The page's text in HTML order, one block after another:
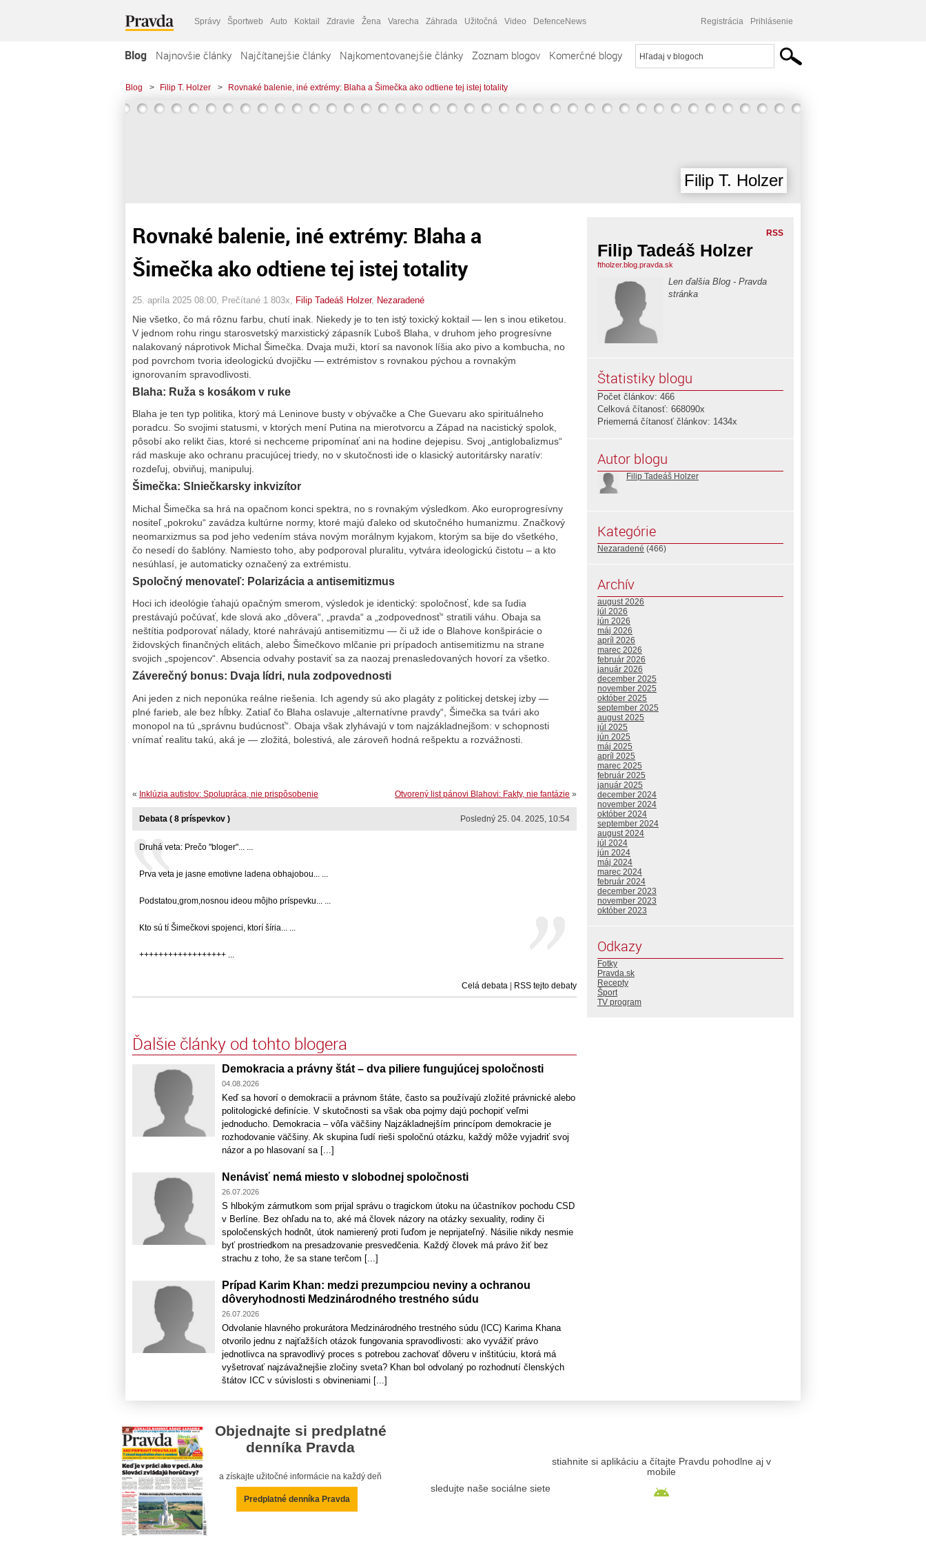
Správy Športweb Auto Koktail Zdravie Žena Varecha Záhrada Užitočná Video DefenceNews Registrácia Prihlásenie
Blog Najnovšie články Najčítanejšie články Najkomentovanejšie články Zoznam blogov Komerčné blogy
Blog > Filip T. Holzer > Rovnaké balenie, iné extrémy: Blaha a Šimečka ako odtiene tej istej totality
Filip T. Holzer
Rovnaké balenie, iné extrémy: Blaha a
Šimečka ako odtiene tej istej totality
25. apríla 2025 08:00 , Prečítané 1 803x, Filip Tadeáš Holzer, Nezaradené
Nie všetko, čo má rôznu farbu, chutí inak. Niekedy je to ten istý toxický koktail — len s inou etiketou.
V jednom rohu ringu starosvetský marxistický zápasník Ľuboš Blaha, v druhom jeho progresívne
nalakovaný náprotivok Michal Šimečka. Dvaja muži, ktorí sa navonok líšia ako pivo a kombucha, no
pod povrchom tvoria ideologickú dvojičku — extrémistov s rovnakou pýchou a rovnakým
ignorovaním spravodlivosti.
Blaha: Ruža s kosákom v ruke
Blaha je ten typ politika, ktorý má Leninove busty v obývačke a Che Guevaru ako spirituálneho
poradcu. So svojimi statusmi, v ktorých mení Putina na mierotvorcu a Západ na nacistický spolok,
pôsobí ako relikt čias, ktoré si nechceme pripomínať ani na hodine dejepisu. Svoj „antiglobalizmus“
rád maskuje ako ochranu pracujúcej triedy, no v skutočnosti ide o klasický autoritársky naratív:
rozdeľuj, obviňuj, manipuluj.
Šimečka: Slniečkarsky inkvizítor
Michal Šimečka sa hrá na opačnom konci spektra, no s rovnakým výsledkom. Ako europrogresívny
nositeľ „pokroku“ zavádza kultúrne normy, ktoré majú ďaleko od skutočného humanizmu. Značkový
neomarxizmus sa pod jeho vedením stáva novým morálnym kyjakom, ktorým sa bije do všetkého,
čo nesedí do šablóny. Namiesto toho, aby podporoval pluralitu, vytvára ideologickú čistotu – a kto
nesúhlasí, je automaticky označený za extrémistu.
Spoločný menovateľ: Polarizácia a antisemitizmus
Hoci ich ideológie ťahajú opačným smerom, výsledok je identický: spoločnosť, kde sa ľudia
prestávajú počúvať, kde slová ako „dôvera“, „pravda“ a „zodpovednosť“ stratili váhu. Obaja sa
neštítia podporovať nálady, ktoré nahrávajú antisemitizmu — či už ide o Blahove konšpirácie o
židovských finančných elitách, alebo Šimečkovo mlčanie pri prípadoch antisemitizmu na strane
svojich „spojencov“. Absencia odvahy postaviť sa za naozaj prenasledovaných hovorí za všetko.
Záverečný bonus: Dvaja lídri, nula zodpovednosti
Ani jeden z nich neponúka reálne riešenia. Ich agendy sú ako plagáty z politickej detskej izby —
plné farieb, ale bez hĺbky. Zatiaľ čo Blaha oslavuje „alternatívne pravdy“, Šimečka sa tvári ako
monopol na tú „správnu budúcnosť“. Obaja však zlyhávajú v tom najzákladnejšom: v schopnosti
vnímať realitu takú, aká je — zložitá, bolestivá, ale zároveň hodná rešpektu a rozvážnosti.
Otvorený list pánovi Blahovi: Fakty, nie fantázie »
« Inklúzia autistov: Spolupráca, nie prispôsobenie
Posledný 25. 04. 2025, 10:54
Debata ( 8 príspevkov )
Druhá veta: Prečo "bloger"... ...
Prva veta je jasne emotivne ladena obhajobou... ...
Podstatou,grom,nosnou ideou môjho príspevku... ...
Kto sú tí Šimečkovi spojenci, ktorí šíria... ...
++++++++++++++++++ ...
Celá debata RSS tejto debaty
Ďalšie články od tohto blogera
Demokracia a právny štát – dva piliere fungujúcej spoločnosti
04.08.2026
Keď sa hovorí o demokracii a právnom štáte, často sa používajú zložité právnické alebo
politologické definície. V skutočnosti sa však oba pojmy dajú pochopiť veľmi
jednoducho. Demokracia – vôľa väčšiny Najzákladnejším princípom demokracie je
rozhodovanie väčšiny. Ak skupina ľudí rieši spoločnú otázku, každý môže vyjadriť svoj
názor a po hlasovaní sa [...]
Nenávisť nemá miesto v slobodnej spoločnosti
26.07.2026
S hlbokým zármutkom som prijal správu o tragickom útoku na účastníkov pochodu CSD
v Berlíne. Bez ohľadu na to, aké má človek názory na otázky sexuality, rodiny či
spoločenských hodnôt, útok namierený proti ľuďom je neprijateľný. Násilie nikdy nesmie
byť prostriedkom na presadzovanie presvedčenia. Každý človek má právo žiť bez
strachu z toho, že sa stane terčom [...]
Prípad Karim Khan: medzi prezumpciou neviny a ochranou
dôveryhodnosti Medzinárodného trestného súdu
26.07.2026
Odvolanie hlavného prokurátora Medzinárodného trestného súdu (ICC) Karima Khana
otvorilo jednu z najťažších otázok fungovania spravodlivosti: ako vyvážiť právo
jednotlivca na spravodlivý proces s potrebou zachovať dôveru v inštitúciu, ktorá má
vyšetrovať najzávažnejšie zločiny sveta? Khan bol odvolaný po rozhodnutí členských
štátov ICC v súvislosti s obvineniami [...]
RSS
Filip Tadeáš Holzer
ftholzer.blog.pravda.sk
Len ďalšia Blog - Pravda
stránka
Štatistiky blogu
Počet článkov: 466
Celková čítanosť: 668090x
Priemerná čítanosť článkov: 1434x
Autor blogu
Filip Tadeáš Holzer
Kategórie
Nezaradené (466)
Archív
august 2026
júl 2026
jún 2026
máj 2026
apríl 2026
marec 2026
február 2026
január 2026
december 2025
november 2025
október 2025
september 2025
august 2025
júl 2025
jún 2025
máj 2025
apríl 2025
marec 2025
február 2025
január 2025
december 2024
november 2024
október 2024
september 2024
august 2024
júl 2024
jún 2024
máj 2024
marec 2024
február 2024
december 2023
november 2023
október 2023
Odkazy
Fotky
Pravda.sk
Recepty
Šport
TV program
Objednajte si predplatné
denníka Pravda
a získajte užitočné informácie na každý deň
Predplatné denníka Pravda
sledujte naše sociálne siete
stiahnite si aplikáciu a čítajte Pravdu pohodlne aj v
mobile